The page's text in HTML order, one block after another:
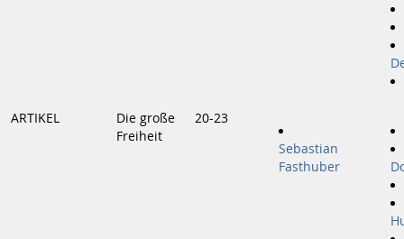
ARTIKEL
Die große
Freiheit
20-23
Sebastian
Fasthuber